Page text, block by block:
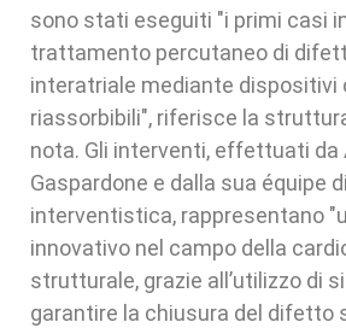
sono stati eseguiti "i primi casi
trattamento percutaneo di
interatriale mediante
riassorbibili", riferisce la
nota. Gli interventi, effettuati da
Gaspardone e dalla sua équipe
interventistica, rappresentano
innovativo nel campo della
strutturale, grazie all’utilizzo di
garantire la chiusura del difetto